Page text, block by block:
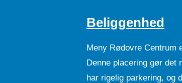
Beliggenhed
Meny Rødovre Centrum
Denne placering gør det
har rigelig parkering, og